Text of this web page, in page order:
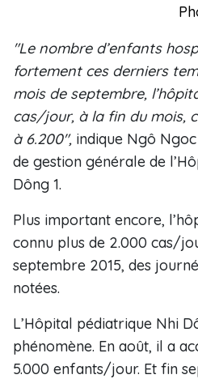
"Le nombre d’enfants
fortement ces derniers
mois de septembre,
cas/jour, à la fin du mois,
à 6.200", indique Ngô
de gestion générale de
Dông 1.
Plus important encore,
connu plus de 2.000 cas/
septembre 2015, des
notées.
L’Hôpital pédiatrique Nhi
phénomène. En août, il a
5.000 enfants/jour. Et fin